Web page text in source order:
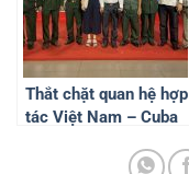
Thắt chặt quan hệ hợp
tác Việt Nam – Cuba
Chiến thắng Giron